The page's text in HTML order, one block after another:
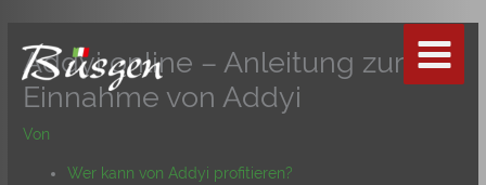
springen
Addyi online – Anleitung zur
Einnahme von Addyi
Von
Wer kann von Addyi profitieren?